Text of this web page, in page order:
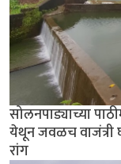
सोलनपाड्याच्या
येथून जवळच वाजंत्री
रांग